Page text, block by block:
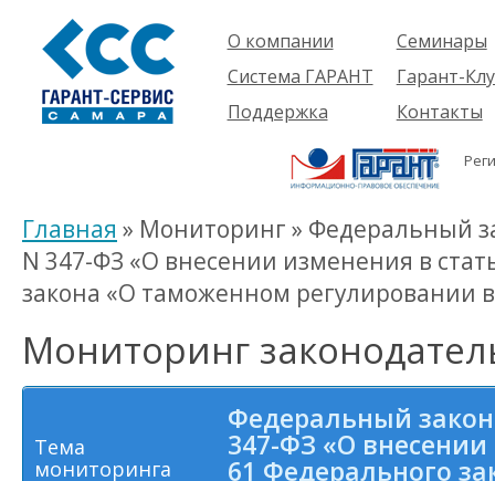
О компании
Компания
Проекты
Партнеры
Вакансии
Реквизиты
Информация
Система ГАРАНТ
О системе
решения
Комплекты
История
Поддержка
Пользователям
Будущим
пользователям
Семинары
Об услуге
семинары
Гарант-
Контакты
Главная » Мониторинг » Федеральный
N 347-ФЗ «О внесении изменения в
закона «О таможенном регулировании
Мониторинг
Тема
мониторинга
Федеральный закон
347-ФЗ «О
61 Федерального